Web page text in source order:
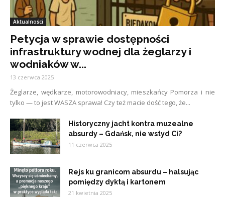
Aktualności
Petycja w sprawie dostępności
infrastruktury wodnej dla żeglarzy i
wodniaków w...
13 czerwca 2025
Żeglarze, wędkarze, motorowodniacy, mieszkańcy Pomorza i nie
tylko — to jest WASZA sprawa! Czy też macie dość tego, że...
Historyczny jacht kontra muzealne
absurdy – Gdańsk, nie wstyd Ci?
11 czerwca 2025
Rejs ku granicom absurdu – halsując
pomiędzy dyktą i kartonem
21 kwietnia 2025